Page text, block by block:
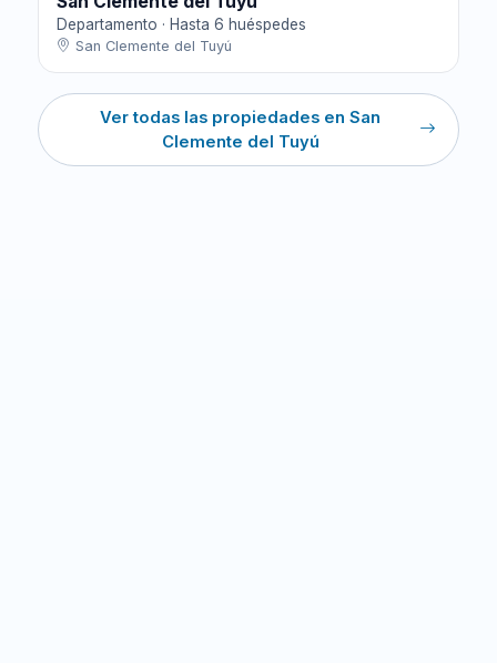
Departamento · Hasta 6 huéspedes
San Clemente del Tuyú
Ver todas las propiedades en San
Clemente del Tuyú